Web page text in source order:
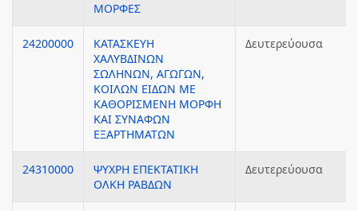
ΜΟΡΦΕΣ
24200000
ΚΑΤΑΣΚΕΥΗ
ΧΑΛΥΒΔΙΝΩΝ
ΣΩΛΗΝΩΝ, ΑΓΩΓΩΝ,
ΚΟΙΛΩΝ ΕΙΔΩΝ ΜΕ
ΚΑΘΟΡΙΣΜΕΝΗ ΜΟΡΦΗ
ΚΑΙ ΣΥΝΑΦΩΝ
ΕΞΑΡΤΗΜΑΤΩΝ
Δευτερεύουσα
24310000
ΨΥΧΡΗ ΕΠΕΚΤΑΤΙΚΗ
ΟΛΚΗ ΡΑΒΔΩΝ
Δευτερεύουσα